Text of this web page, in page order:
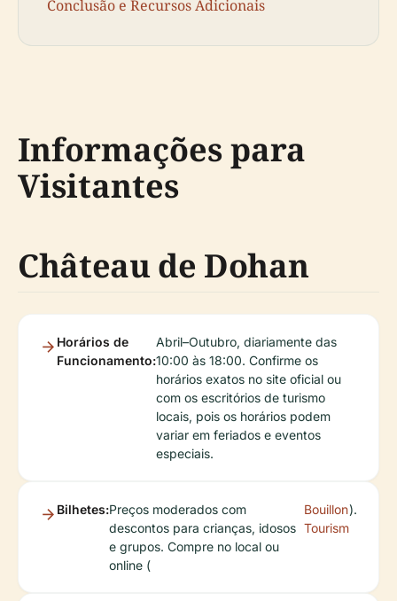
Conclusão e Recursos Adicionais
Informações para
Visitantes
Château de Dohan
Horários de
Funcionamento:
Abril–Outubro, diariamente das
10:00 às 18:00. Confirme os
horários exatos no site oficial ou
com os escritórios de turismo
locais, pois os horários podem
variar em feriados e eventos
especiais.
Bilhetes:Preços moderados com
descontos para crianças, idosos
e grupos. Compre no local ou
online (
Bouillon
Tourism
).